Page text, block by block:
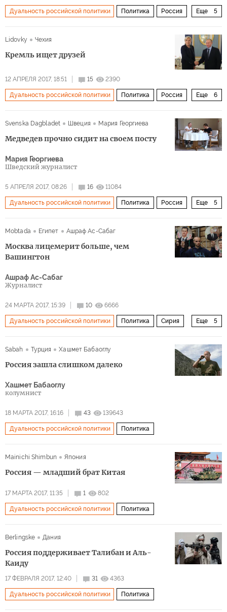
Еще 5
Дуальность российской политики Политика Россия
олигархия
Lidovky Чехия
Кремль ищет друзей
12 АПРЕЛЯ 2017, 18:51 15 2390
Еще 6
Дуальность российской политики Политика Россия
Svenska Dagbladet Швеция Мария Георгиева
Медведев прочно сидит на своем посту
Мария Георгиева
Шведский журналист
5 АПРЕЛЯ 2017, 08:26 16 11084
Еще 5
Дуальность российской политики Политика Россия
Mobtada Египет Ашраф Ас-Сабаг
Москва лицемерит больше, чем
Вашингтон
Ашраф Ас-Сабаг
Журналист
24 МАРТА 2017, 15:39 10 6666
Еще 5
Дуальность российской политики Политика Сирия
Sabah Турция Хашмет Бабаоглу
Россия зашла слишком далеко
Хашмет Бабаоглу
колумнист
18 МАРТА 2017, 16:16 43 139643
Дуальность российской политики Политика
Mainichi Shimbun Япония
Россия — младший брат Китая
17 МАРТА 2017, 11:35 1 802
Дуальность российской политики Политика
Berlingske Дания
Россия поддерживает Талибан и Аль-
Каиду
17 ФЕВРАЛЯ 2017, 12:40 31 4363
Дуальность российской политики Политика